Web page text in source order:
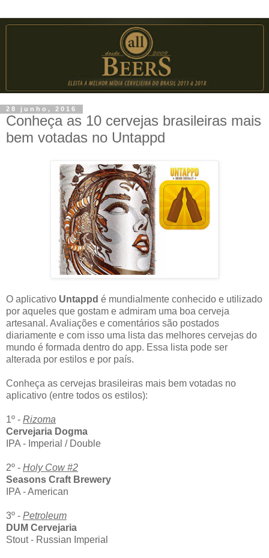
28 junho, 2016
Conheça as 10 cervejas brasileiras mais
bem votadas no Untappd
O aplicativo Untappd é mundialmente conhecido e utilizado
por aqueles que gostam e admiram uma boa cerveja
artesanal. Avaliações e comentários são postados
diariamente e com isso uma lista das melhores cervejas do
mundo é formada dentro do app. Essa lista pode ser
alterada por estilos e por país.
Conheça as cervejas brasileiras mais bem votadas no
aplicativo (entre todos os estilos):
1º - Rizoma
Cervejaria Dogma
IPA - Imperial / Double
2º - Holy Cow #2
Seasons Craft Brewery
IPA - American
3º - Petroleum
DUM Cervejaria
Stout - Russian Imperial